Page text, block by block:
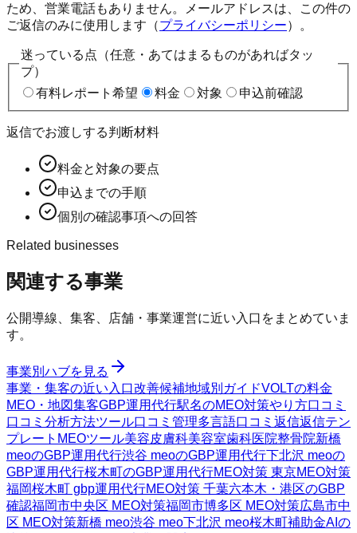
ため、営業電話もありません。メールアドレスは、この件の
ご返信のみに使用します（プライバシーポリシー）。
迷っている点（任意・あてはまるものがあればタッ
プ）
有料レポート希望
料金 対象 申込前確認
返信でお渡しする判断材料
料金と対象の要点
申込までの手順
個別の確認事項への回答
Related businesses
関連する事業
公開導線、集客、店舗・事業運営に近い入口をまとめていま
す。
事業別ハブを見る
事業・集客の近い入口改善候補地域別ガイドVOLTの料金
MEO・地図集客GBP運用代行駅名のMEO対策やり方口コミ
口コミ分析方法ツール口コミ管理多言語口コミ返信返信テン
プレート MEOツール美容皮膚科美容室歯科医院整骨院新橋
meoのGBP運用代行渋谷 meoのGBP運用代行下北沢 meoの
GBP運用代行桜木町のGBP運用代行MEO対策 東京MEO対策
福岡桜木町 gbp運用代行MEO対策 千葉六本木・港区のGBP
確認福岡市中央区 MEO対策福岡市博多区 MEO対策広島市中
区 MEO対策新橋 meo渋谷 meo下北沢 meo桜木町補助金AIの